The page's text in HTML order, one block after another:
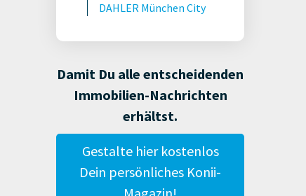
DAHLER München City
Damit Du alle entscheidenden
Immobilien-Nachrichten
erhältst.
Gestalte hier kostenlos
Dein persönliches Konii-